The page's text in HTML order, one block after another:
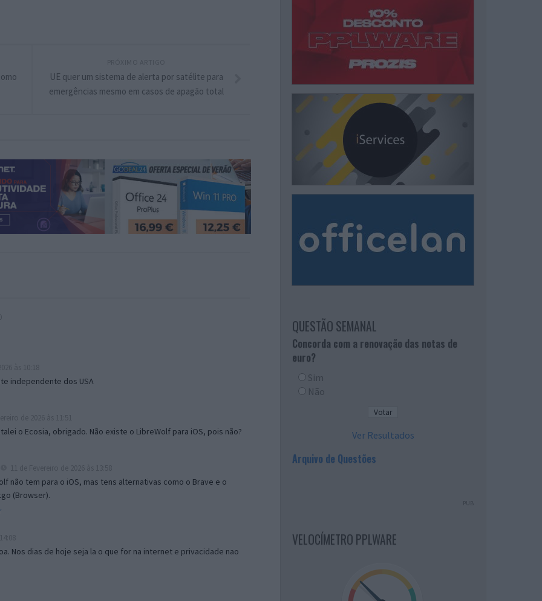
UE quer um sistema de alerta por satélite para
emergências mesmo em casos de apagão total
independente dos USA
o Ecosia, obrigado. Não existe o LibreWolf para iOS, pois não?
não tem para o iOS, mas tens alternativas como o Brave e o
(Browser).
Nos dias de hoje seja la o que for na internet e privacidade nao
QUESTÃO SEMANAL
Concorda com a renovação das notas de
euro?
Sim
Não
Ver Resultados
Arquivo de Questões
PUB
VELOCÍMETRO PPLWARE